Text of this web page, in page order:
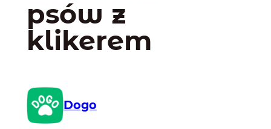
psów z
klikerem
Dogo